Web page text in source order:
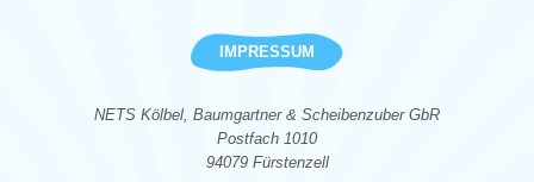
IMPRESSUM
NETS Kölbel, Baumgartner & Scheibenzuber GbR
Postfach 1010
94079 Fürstenzell